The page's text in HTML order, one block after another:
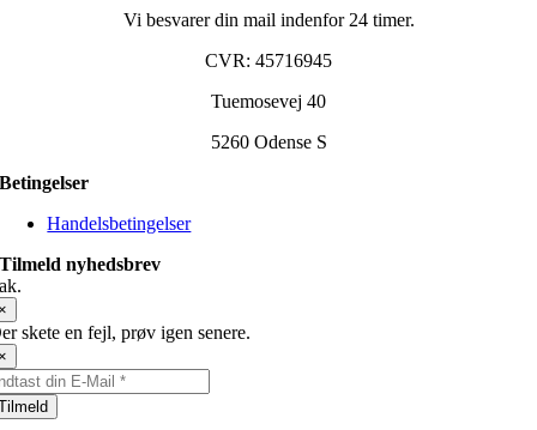
Vi besvarer din mail indenfor 24 timer.
CVR: 45716945
Tuemosevej 40
5260 Odense S
Betingelser
Handelsbetingelser
Tilmeld nyhedsbrev
skete en fejl, prøv igen senere.